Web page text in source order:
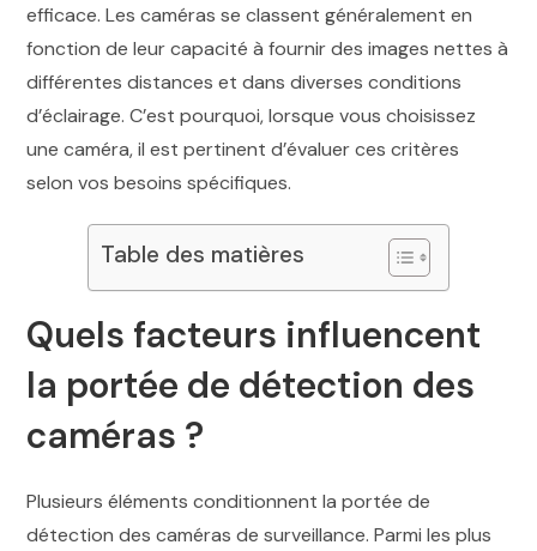
efficace. Les caméras se classent généralement en
fonction de leur capacité à fournir des images nettes à
différentes distances et dans diverses conditions
d’éclairage. C’est pourquoi, lorsque vous choisissez
une caméra, il est pertinent d’évaluer ces critères
selon vos besoins spécifiques.
Table des matières
Quels facteurs influencent
la portée de détection des
caméras ?
Plusieurs éléments conditionnent la portée de
détection des caméras de surveillance. Parmi les plus